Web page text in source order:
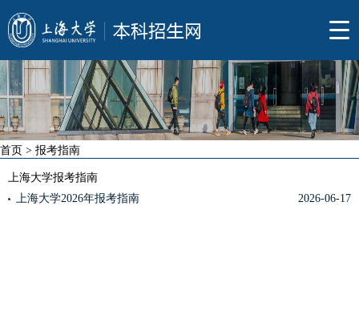
首页 > 报考指南
上海大学报考指南
上海大学2026年报考指南
2026-06-17